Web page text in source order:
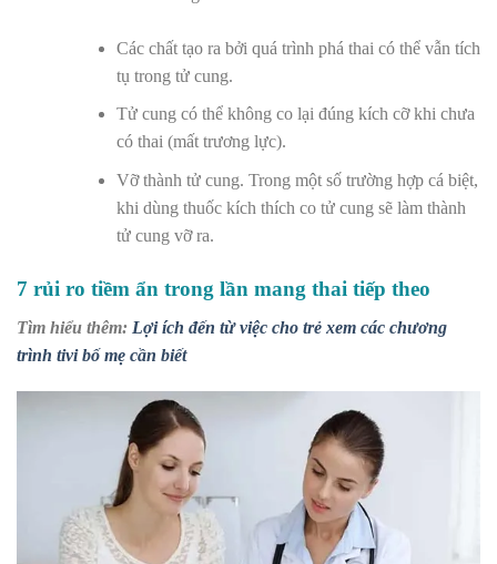
Các chất tạo ra bởi quá trình phá thai có thể vẫn tích
tụ trong tử cung.
Tử cung có thể không co lại đúng kích cỡ khi chưa
có thai (mất trương lực).
Vỡ thành tử cung. Trong một số trường hợp cá biệt,
khi dùng thuốc kích thích co tử cung sẽ làm thành
tử cung vỡ ra.
7 rủi ro tiềm ẩn trong lần mang thai tiếp theo
Tìm hiểu thêm: Lợi ích đến từ việc cho trẻ xem các chương
trình tivi bố mẹ cần biết